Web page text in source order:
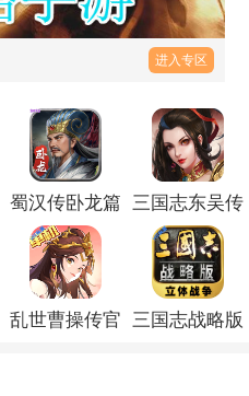
进入专区
蜀汉传卧龙篇
九游版
v100.21.1
三国志东吴传
官方正版
v100.21.1
乱世曹操传官 三国志战略版